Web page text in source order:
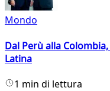
Mondo
Dal Perù alla
Latina
1 min di lettura